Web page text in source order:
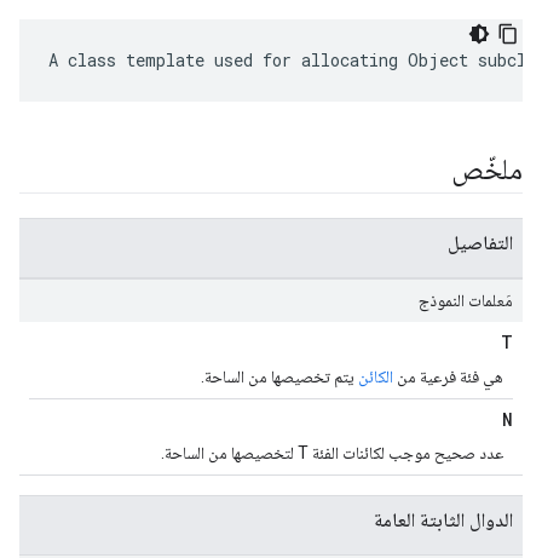
A class template used for allocating Object
ملخّص
التفاصيل
مَعلمات النموذج
T
هي فئة فرعية من الكائن يتم تخصيصها من الساحة.
N
عدد صحيح موجب لكائنات الفئة T لتخصيصها من الساحة.
الدوال الثابتة العامة